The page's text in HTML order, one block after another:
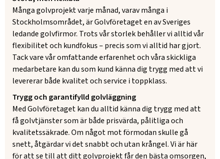
Många golvprojekt varje månad, varav många i
Stockholmsområdet, är Golvföretaget en av Sveriges
ledande golvfirmor. Trots vår storlek behåller vi alltid vår
flexibilitet och kundfokus – precis som vi alltid har gjort.
Tack vare vår omfattande erfarenhet och våra skickliga
medarbetare kan du som kund känna dig trygg med att vi
levererar både kvalitet och service i toppklass.
Trygg och garantifylld golvläggning
Med Golvföretaget kan du alltid känna dig trygg med att
få golvtjänster som är både prisvärda, pålitliga och
kvalitetssäkrade. Om något mot förmodan skulle gå
snett, åtgärdar vi det snabbt och utan krångel. Vi är här
för att se till att ditt golvprojekt får den bästa omsorgen,